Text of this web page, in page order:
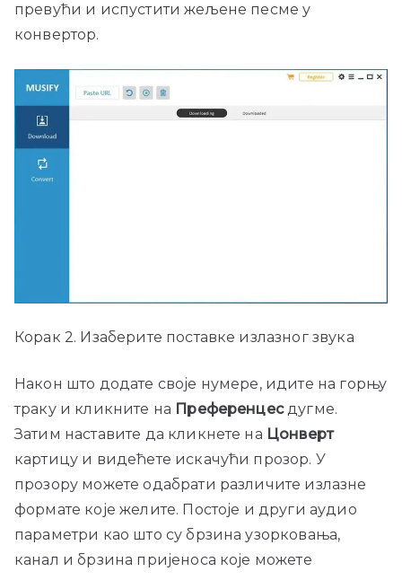
превући и испустити жељене песме у
конвертор.
Корак 2. Изаберите поставке излазног звука
Након што додате своје нумере, идите на горњу
траку и кликните на Преференцесдугме.
Затим наставите да кликнете на Цонверт
картицу и видећете искачући прозор. У
прозору можете одабрати различите излазне
формате које желите. Постоје и други аудио
параметри као што су брзина узорковања,
канал и брзина пријеноса које можете